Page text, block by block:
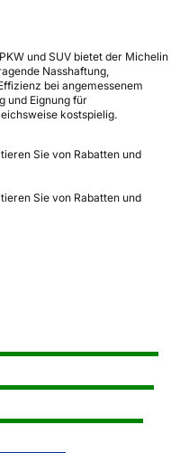
und SUV bietet der Michelin
Nasshaftung,
bei angemessenem
und Eignung für
kostspielig.
Sie von Rabatten und
Sie von Rabatten und